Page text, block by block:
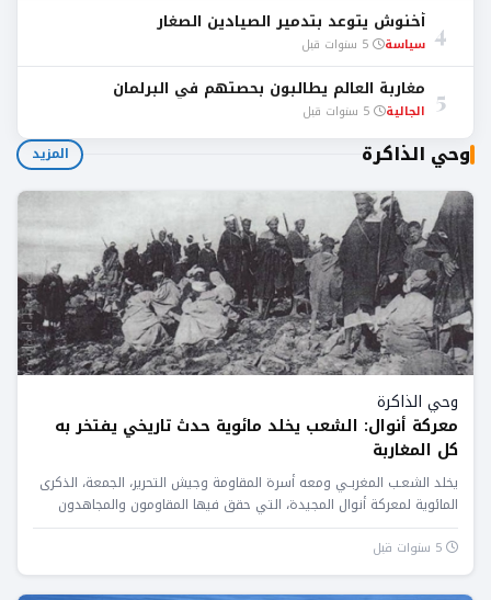
4 أخنوش يتوعد بتدمير الصيادين الصغار
سياسة
5 مغاربة العالم يطالبون بحصتهم في البرلمان
الجالية
وحي الذاكرة المزيد
وحي الذاكرة
معركة أنوال: الشعب يخلد مائوية حدث تاريخي يفتخر به
كل المغاربة
يخلد الشعـب المغربـي ومعه أسرة المقاومة وجيش التحرير، الجمعة، الذكرى
المائوية لمعركة أنوال المجيدة، التي حقق فيها المقاومون والمجاهدون
المغاربة...